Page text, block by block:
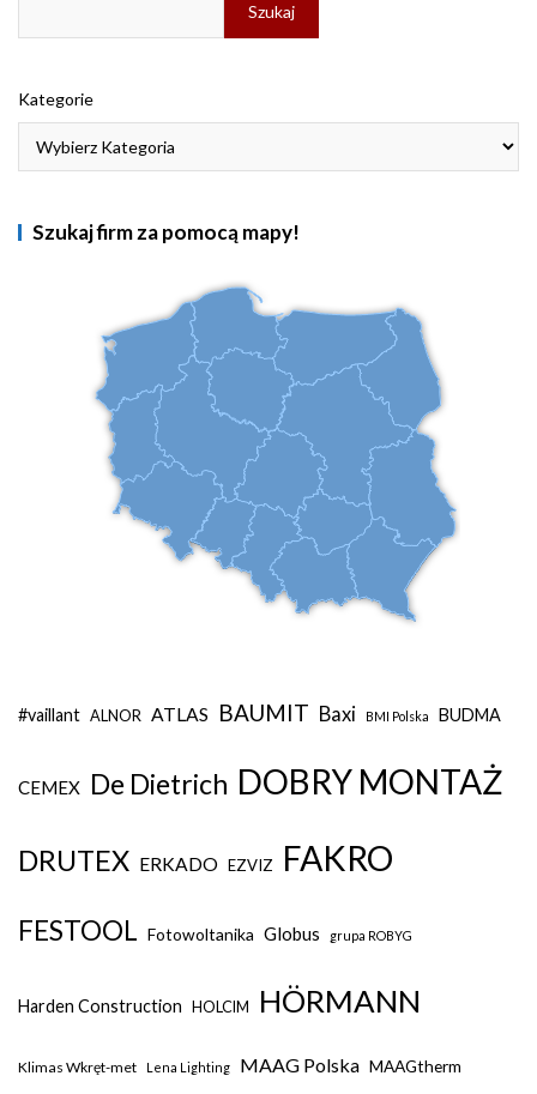
Szukaj
Kategorie
Szukaj firm za pomocą mapy!
#vaillant ALNOR ATLAS BAUMIT Baxi BMI Polska BUDMA
CEMEX De Dietrich DOBRY MONTAŻ
DRUTEX ERKADO EZVIZ FAKRO
FESTOOL Fotowoltanika Globus grupa ROBYG
Harden Construction HOLCIM HÖRMANN
Klimas Wkręt-met Lena Lighting MAAG Polska MAAGtherm